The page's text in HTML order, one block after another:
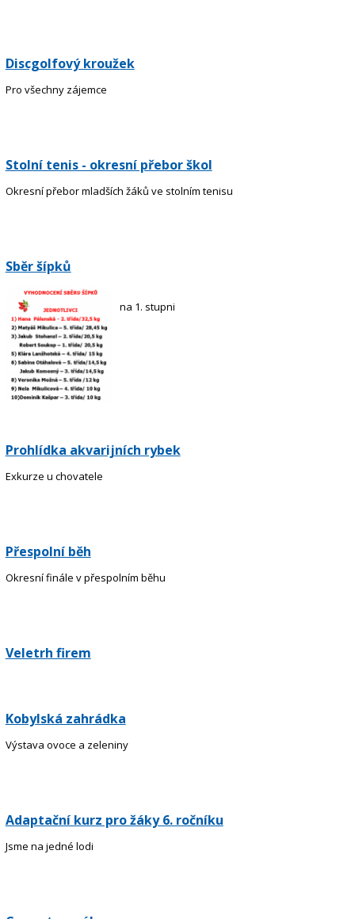
Discgolfový kroužek
Pro všechny zájemce
Stolní tenis - okresní přebor škol
Okresní přebor mladších žáků ve stolním tenisu
Sběr šípků
na 1. stupni
Prohlídka akvarijních rybek
Exkurze u chovatele
Přespolní běh
Okresní finále v přespolním běhu
Veletrh firem
Kobylská zahrádka
Výstava ovoce a zeleniny
Adaptační kurz pro žáky 6. ročníku
Jsme na jedné lodi